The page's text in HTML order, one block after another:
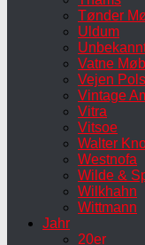
Tønder
Uldum
Vatne
Vejen
Vintage
Vitra
Vitsoe
Walter
Westnofa
Wilde &
Wilkhahn
Wittmann
Jahr
20er